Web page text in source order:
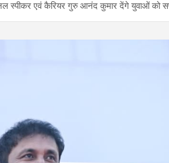
स्पीकर एवं कैरियर गुरु आनंद कुमार देंगे युवाओं को